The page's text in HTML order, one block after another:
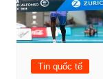
Tin quốc tế